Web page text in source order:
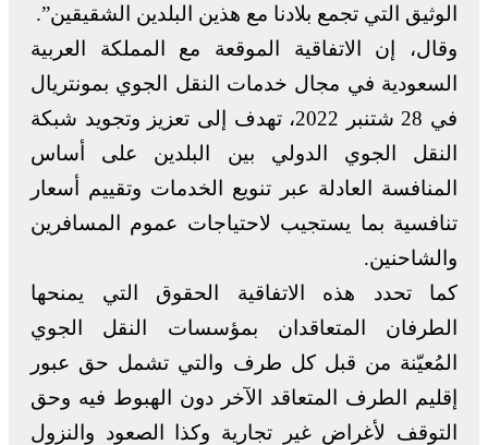
الوثيق التي تجمع بلادنا مع هذين البلدين الشقيقين”.
وقال، إن الاتفاقية الموقعة مع المملكة العربية
السعودية في مجال خدمات النقل الجوي بمونتريال
في 28 شتنبر 2022، تهدف إلى تعزيز وتجويد شبكة
النقل الجوي الدولي بين البلدين على أساس
المنافسة العادلة عبر تنويع الخدمات وتقييم أسعار
تنافسية بما يستجيب لاحتياجات عموم المسافرين
والشاحنين.
كما تحدد هذه الاتفاقية الحقوق التي يمنحها
الطرفان المتعاقدان بمؤسسات النقل الجوي
المُعيّنة من قبل كل طرف والتي تشمل حق عبور
إقليم الطرف المتعاقد الآخر دون الهبوط فيه وحق
التوقف لأغراض غير تجارية وكذا الصعود والنزول